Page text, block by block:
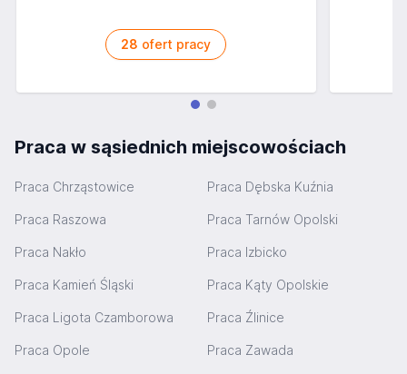
28 ofert pracy
Praca w sąsiednich miejscowościach
Praca Chrząstowice Praca Dębska Kuźnia
Praca Raszowa Praca Tarnów Opolski
Praca Nakło Praca Izbicko
Praca Kamień Śląski Praca Kąty Opolskie
Praca Ligota Czamborowa Praca Źlinice
Praca Opole Praca Zawada